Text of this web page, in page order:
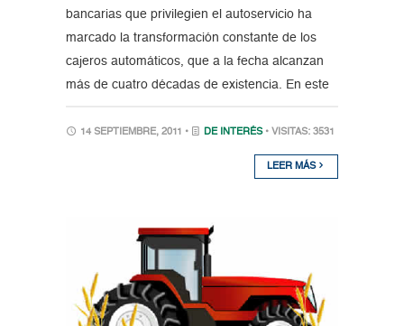
bancarias que privilegien el autoservicio ha
marcado la transformación constante de los
cajeros automáticos, que a la fecha alcanzan
más de cuatro décadas de existencia. En este
14 SEPTIEMBRE, 2011 • DE INTERÉS • VISITAS: 3531
LEER MÁS